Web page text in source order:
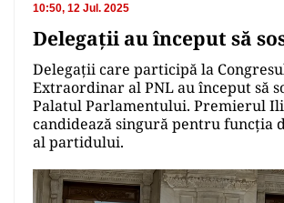
10:50, 12 Jul. 2025
Delegaţii au început să
Delegaţii care participă la
Extraordinar al PNL au început să
Palatul Parlamentului. Premierul
candidează singură pentru funcţia
al partidului.